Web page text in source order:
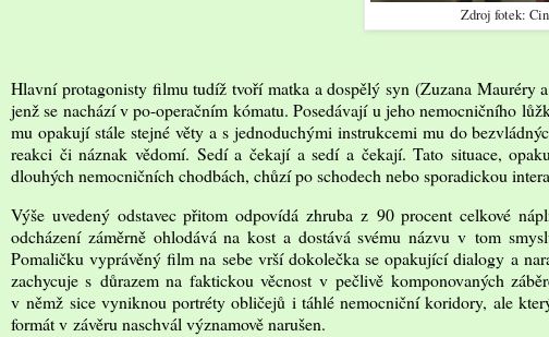
Zdroj fotek:
Hlavní protagonisty filmu tudíž tvoří matka a dospělý syn (Zuzana Mauréry
jenž se nachází v po-operačním kómatu. Posedávají u jeho nemocničního
mu opakují stále stejné věty a s jednoduchými instrukcemi mu do
reakci či náznak vědomí. Sedí a čekají a sedí a čekají. Tato situace,
dlouhých nemocničních chodbách, chůzí po schodech nebo sporadickou
Výše uvedený odstavec přitom odpovídá zhruba z 90 procent celkové
odcházení záměrně ohlodává na kost a dostává svému názvu v tom
Pomaličku vyprávěný film na sebe vrší dokolečka se opakující dialogy a
zachycuje s důrazem na faktickou věcnost v pečlivě komponovaných
v němž sice vyniknou portréty obličejů i táhlé nemocniční koridory, ale
formát v závěru naschvál významově narušen.